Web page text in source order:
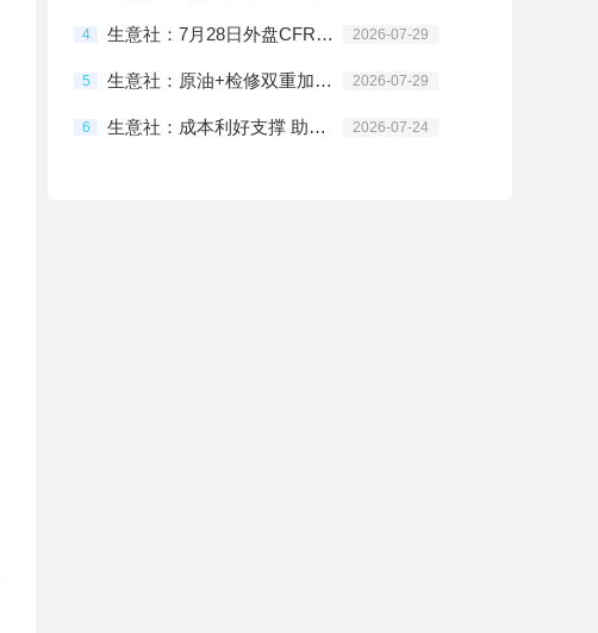
4 生意社：7月28日外盘CFR中国PTA主流价格下调 2026-07-29
5 生意社：原油+检修双重加持 7月PTA价格震荡上行 2026-07-29
6 生意社：成本利好支撑 助推PTA价格上行 2026-07-24